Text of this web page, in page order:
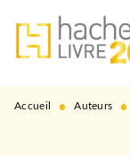
MENU
PIED DE PAGE
Accueil • Auteurs •